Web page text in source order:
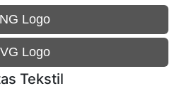
Logo
Logo
Tekstil